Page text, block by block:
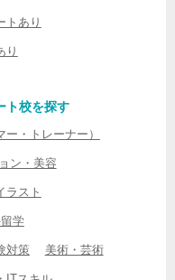
トあり
り
ト校を探す
・トレーナー）
ン・美容
ラスト
学
対策 美術・芸術